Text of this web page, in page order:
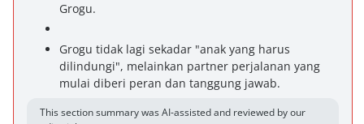
Grogu.
Grogu tidak lagi sekadar "anak yang harus
dilindungi", melainkan partner perjalanan yang
mulai diberi peran dan tanggung jawab.
This section summary was AI-assisted and reviewed by our